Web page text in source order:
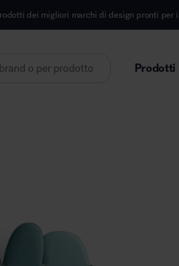
di design pronti per il ritiro o la spedizione
Prodotti